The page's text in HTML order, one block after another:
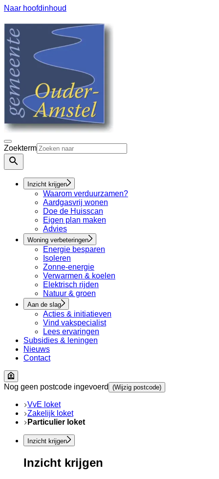
Naar hoofdinhoud
Zoekterm
Inzicht krijgen
Waarom verduurzamen?
Aardgasvrij wonen
Doe de Huisscan
Eigen plan maken
Advies
Woning verbeteringen
Energie besparen
Isoleren
Zonne-energie
Verwarmen & koelen
Elektrisch rijden
Natuur & groen
Aan de slag
Acties & initiatieven
Vind vakspecialist
Lees ervaringen
Subsidies & leningen
Nieuws
Contact
Nog geen postcode ingevoerd (Wijzig postcode)
VvE loket
Zakelijk loket
Particulier loket
Inzicht krijgen
Inzicht krijgen